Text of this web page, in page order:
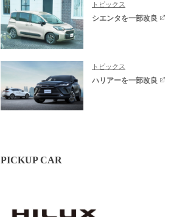
トピックス
シエンタを一部改良
トピックス
ハリアーを一部改良
PICKUP CAR